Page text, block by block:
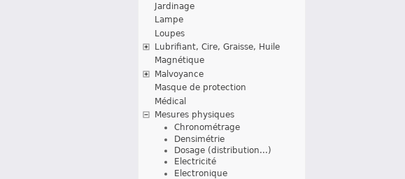
Jardinage
Lampe
Loupes
Lubrifiant, Cire, Graisse, Huile
Magnétique
Malvoyance
Masque de protection
Médical
Mesures physiques
Chronométrage
Densimétrie
Dosage (distribution...)
Electricité
Electronique